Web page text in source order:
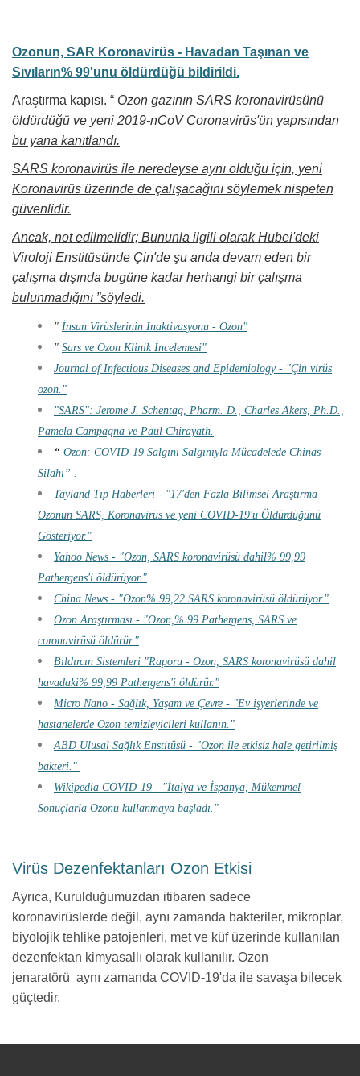
Ozonun, SAR Koronavirüs - Havadan Taşınan ve
Sıvıların% 99'unu öldürdüğü bildirildi.
Araştırma kapısı. “ Ozon gazının SARS koronavirüsünü
öldürdüğü ve yeni 2019-nCoV Coronavirüs'ün yapısından
bu yana kanıtlandı.
SARS koronavirüs ile neredeyse aynı olduğu için, yeni
Koronavirüs üzerinde de çalışacağını söylemek nispeten
güvenlidir.
Ancak, not edilmelidir; Bununla ilgili olarak Hubei'deki
Viroloji Enstitüsünde Çin'de şu anda devam eden bir
çalışma dışında bugüne kadar herhangi bir çalışma
bulunmadığını ”söyledi.
" İnsan Virüslerinin İnaktivasyonu - Ozon"
" Sars ve Ozon Klinik İncelemesi"
Journal of Infectious Diseases and Epidemiology - "Çin virüs
ozon."
"SARS": Jerome J. Schentag, Pharm. D., Charles Akers, Ph.D.,
Pamela Campagna ve Paul Chirayath.
“ Ozon: COVID-19 Salgını Salgınıyla Mücadelede Chinas
Silahı” .
Tayland Tıp Haberleri - "17'den Fazla Bilimsel Araştırma
Ozonun SARS, Koronavirüs ve yeni COVID-19'u Öldürdüğünü
Gösteriyor."
Yahoo News - "Ozon, SARS koronavirüsü dahil% 99,99
Pathergens'i öldürüyor."
China News - "Ozon% 99,22 SARS koronavirüsü öldürüyor."
Ozon Araştırması - "Ozon,% 99 Pathergens, SARS ve
coronavirüsü öldürür."
Bıldırcın Sistemleri "Raporu - Ozon, SARS koronavirüsü dahil
havadaki% 99,99 Pathergens'i öldürür."
Micro Nano - Sağlık, Yaşam ve Çevre - "Ev işyerlerinde ve
hastanelerde Ozon temizleyicileri kullanın."
ABD Ulusal Sağlık Enstitüsü - "Ozon ile etkisiz hale getirilmiş
bakteri."
Wikipedia COVID-19 - "İtalya ve İspanya, Mükemmel
Sonuçlarla Ozonu kullanmaya başladı."
Virüs Dezenfektanları Ozon Etkisi
Ayrıca, Kurulduğumuzdan itibaren sadece
koronavirüslerde değil, aynı zamanda bakteriler, mikroplar,
biyolojik tehlike patojenleri, met ve küf üzerinde kullanılan
dezenfektan kimyasallı olarak kullanılır. Ozon
jenaratörü aynı zamanda COVID-19'da ile savaşa bilecek
güçtedir.